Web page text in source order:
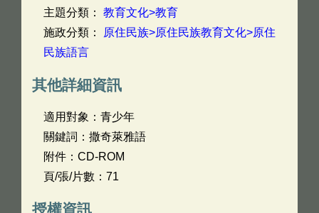
主題分類： 教育文化>教育
施政分類：
原住民族>原住民族教育文化>原住
民族語言
其他詳細資訊
適用對象：青少年
關鍵詞：撒奇萊雅語
附件：CD-ROM
頁/張/片數：71
授權資訊